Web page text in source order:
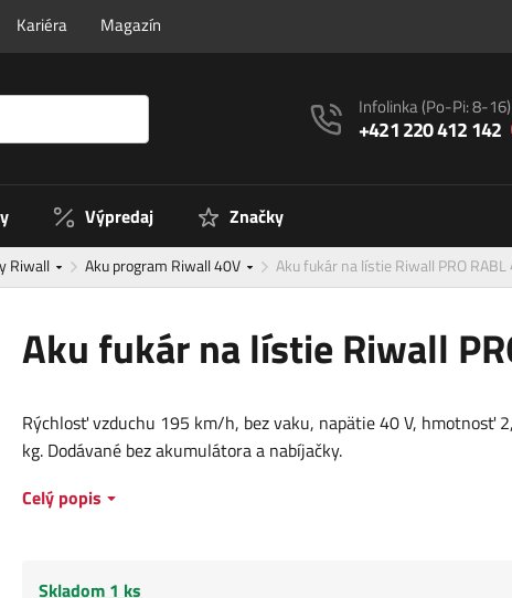
Kariéra Magazín
Infolinka(Po-Pi: 8-16)
+421 220 412 142
Výpredaj Značky
Riwall Aku program Riwall 40V Aku fukár na lístie Riwall PRO RABL
Aku fukár na lístie Riwall
Rýchlosť vzduchu 195 km/h, bez vaku, napätie 40 V, hmotnosť
kg. Dodávané bez akumulátora a nabíjačky.
Celý popis
Skladom 1 ks